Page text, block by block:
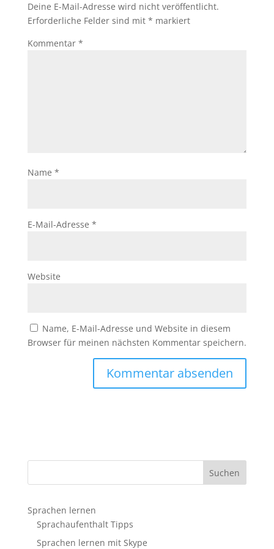
Deine E-Mail-Adresse wird nicht veröffentlicht.
Erforderliche Felder sind mit * markiert
Kommentar *
Name *
E-Mail-Adresse *
Website
Name, E-Mail-Adresse und Website in diesem
Browser für meinen nächsten Kommentar speichern.
Sprachen lernen
Sprachaufenthalt Tipps
Sprachen lernen mit Skype